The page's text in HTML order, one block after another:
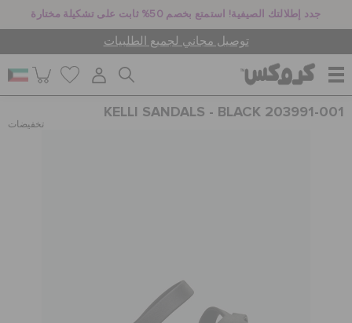
جدد إطلالتك الصيفية! استمتع بخصم 50% ثابت على تشكيلة مختارة
توصيل مجاني لجميع الطلبيات
KELLI SANDALS - BLACK 203991-001
تخفيضات